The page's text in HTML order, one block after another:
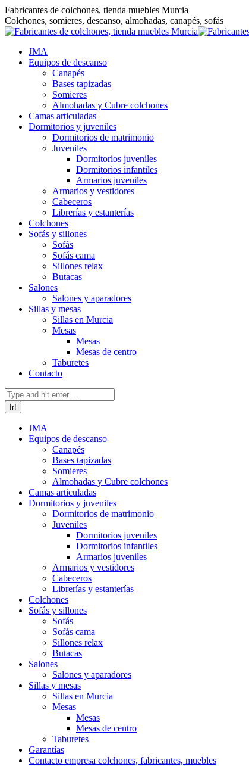
Saltar
al
contenido
Fabricantes de colchones, tienda muebles Murcia
Colchones, somieres, descanso, almohadas, canapés, sofás
JMA
Equipos de descanso
Canapés
Bases tapizadas
Somieres
Almohadas y Cubre colchones
Camas articuladas
Dormitorios y juveniles
Dormitorios de matrimonio
Juveniles
Dormitorios juveniles
Dormitorios infantiles
Armarios juveniles
Armarios y vestidores
Cabeceros
Librerías y estanterías
Colchones
Sofás y sillones
Sofás
Sofás cama
Sillones relax
Butacas
Salones
Salones y aparadores
Sillas y mesas
Sillas en Murcia
Mesas
Mesas
Mesas de centro
Taburetes
Contacto
Buscar:
JMA
Equipos de descanso
Canapés
Bases tapizadas
Somieres
Almohadas y Cubre colchones
Camas articuladas
Dormitorios y juveniles
Dormitorios de matrimonio
Juveniles
Dormitorios juveniles
Dormitorios infantiles
Armarios juveniles
Armarios y vestidores
Cabeceros
Librerías y estanterías
Colchones
Sofás y sillones
Sofás
Sofás cama
Sillones relax
Butacas
Salones
Salones y aparadores
Sillas y mesas
Sillas en Murcia
Mesas
Mesas
Mesas de centro
Taburetes
Garantías
Contacto empresa colchones, fabricantes, muebles